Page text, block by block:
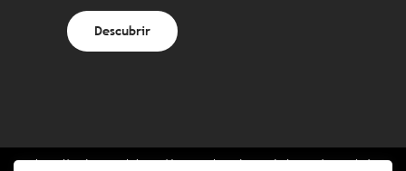
Descubrir
Web realizada en colaboración con el conjunto de los socios turísticos